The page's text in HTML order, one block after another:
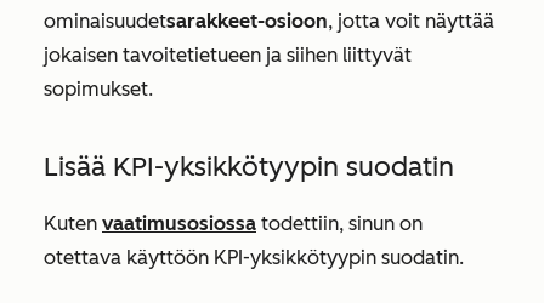
ominaisuudetsarakkeet-osioon, jotta voit näyttää
jokaisen tavoitetietueen ja siihen liittyvät
sopimukset.
Lisää KPI-yksikkötyypin suodatin
Kuten vaatimusosiossa todettiin, sinun on
otettava käyttöön KPI-yksikkötyypin suodatin.